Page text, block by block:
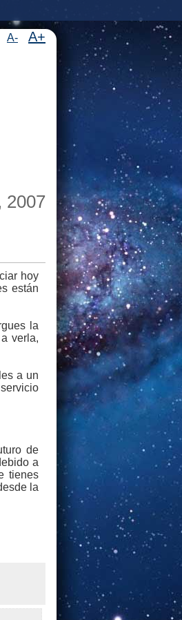
A- A+
2007
hoy
están
la
verla,
a un
de
a
tienes
la